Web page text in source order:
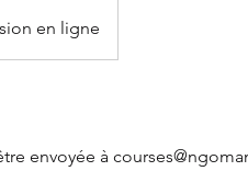
en ligne
envoyée à